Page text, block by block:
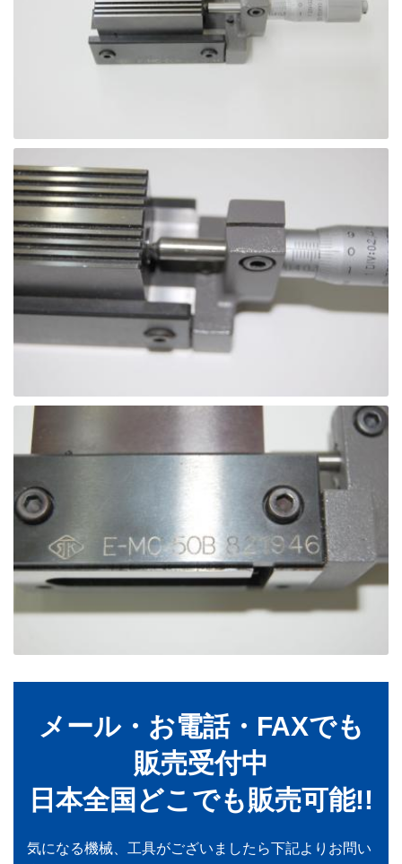
メール・お電話・FAXでも
販売受付中
日本全国どこでも販売可能!!
気になる機械、工具がございましたら下記よりお問い